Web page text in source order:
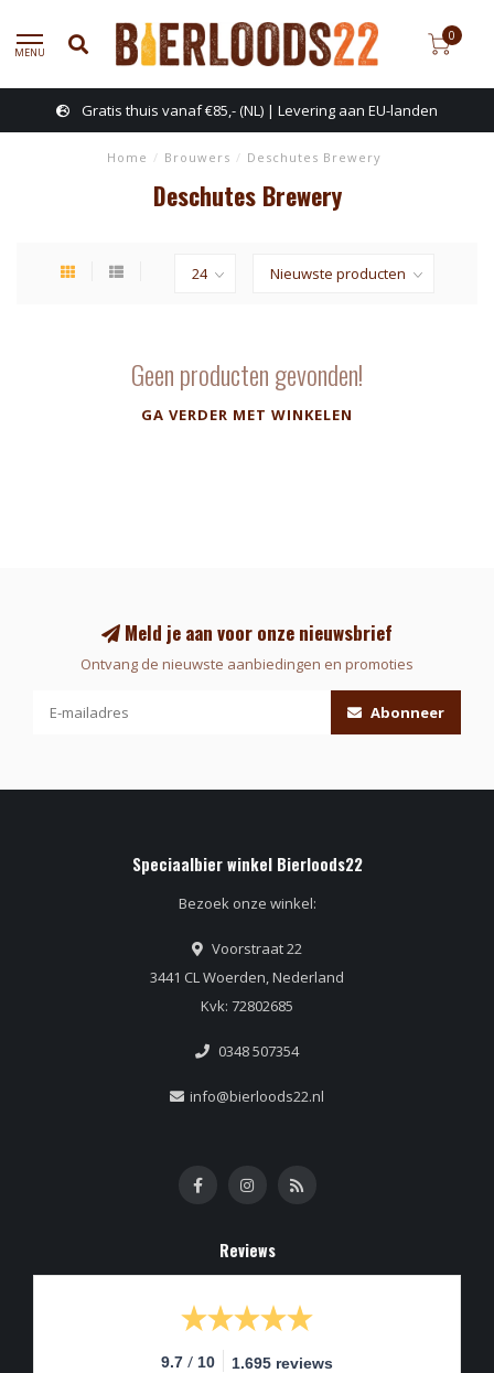
MENU
0
Gratis thuis vanaf €85,- (NL) | Levering aan EU-landen
Home / Brouwers / Deschutes Brewery
Deschutes Brewery
Geen producten gevonden!
GA VERDER MET WINKELEN
Meld je aan voor onze nieuwsbrief
Ontvang de nieuwste aanbiedingen en promoties
Abonneer
Speciaalbier winkel Bierloods22
Bezoek onze winkel:
Voorstraat 22
3441 CL Woerden, Nederland
Kvk: 72802685
0348 507354
info@bierloods22.nl
Reviews
9.7 / 10 1.695 reviews